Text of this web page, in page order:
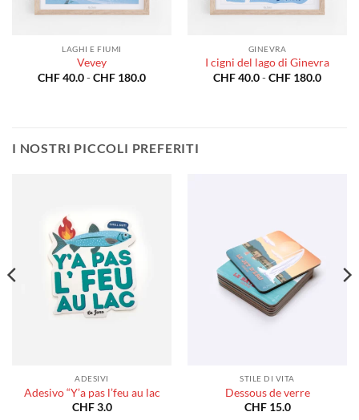
LAGHI E FIUMI
Vevey
CHF40.0-CHF 180.0Fascia
GINEVRA
I cigni del lago di Ginevra
CHF40.0-CHF 180.0Fascia
I NOSTRI PICCOLI PREFERITI
ADESIVI
Adesivo “Y’a pas l’feu au lac
CHF3.0
STILE DI VITA
Dessous de verre
CHF15.0